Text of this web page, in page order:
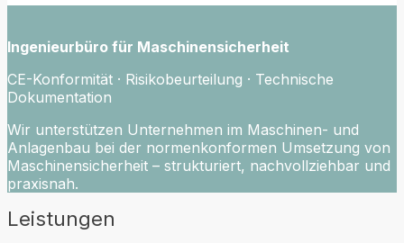
Ingenieurbüro für Maschinensicherheit
CE-Konformität · Risikobeurteilung · Technische
Dokumentation
Wir unterstützen Unternehmen im Maschinen- und
Anlagenbau bei der normenkonformen Umsetzung von
Maschinensicherheit – strukturiert, nachvollziehbar und
praxisnah.
Leistungen